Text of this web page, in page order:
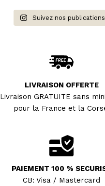
Suivez nos publications
LIVRAISON OFFERTE
Livraison GRATUITE sans
pour la France et la
PAIEMENT 100 %
CB: Visa / Mastercard